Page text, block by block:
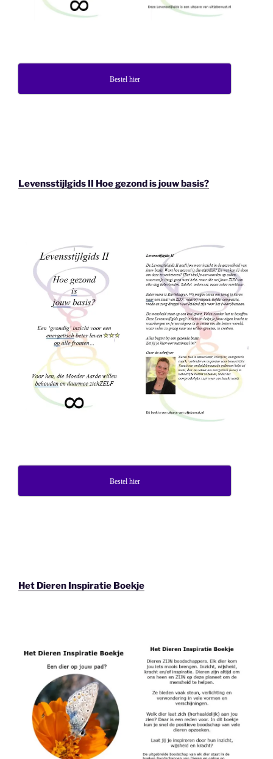
Bestel hier
Levensstijlgids II Hoe gezond is jouw basis?
Bestel hier
Het Dieren Inspiratie Boekje